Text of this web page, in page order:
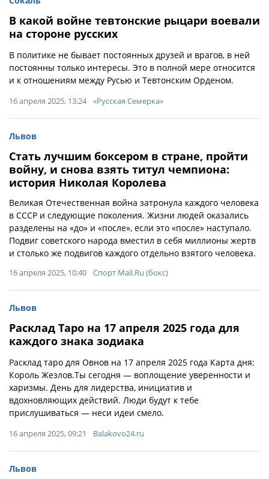
В какой войне тевтонские рыцари воевали
на стороне русских
В политике не бывает постоянных друзей и врагов, в ней
постоянны только интересы. Это в полной мере относится
и к отношениям между Русью и Тевтонским Орденом.
16 апреля 2025, 13:24 «Русская Семерка»
Львов
Стать лучшим боксером в стране, пройти
войну, и снова взять титул чемпиона:
история Николая Королева
Великая Отечественная война затронула каждого человека
в СССР и следующие поколения. Жизни людей оказались
разделены на «до» и «после», если это «после» наступало.
Подвиг советского народа вместил в себя миллионы жертв
и столько же подвигов каждого отдельно взятого человека.
16 апреля 2025, 10:40 Спорт Mail.Ru (бокс)
Львов
Расклад Таро на 17 апреля 2025 года для
каждого знака зодиака
Расклад таро для Овнов на 17 апреля 2025 года Карта дня:
Король Жезлов.Ты сегодня — воплощение уверенности и
харизмы. День для лидерства, инициатив и
вдохновляющих действий. Люди будут к тебе
прислушиваться — неси идеи смело.
16 апреля 2025, 09:21 Balakovo24.ru
Львов